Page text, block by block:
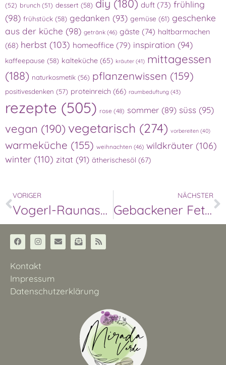
(52) brunch(51) dessert (58) diy (180) duft (73) frühling
(98) frühstück (58) gedanken (93) gemüse (61) geschenke
aus der küche (98) getränk (46) gäste (74) haltbarmachen
(68) herbst (103) homeoffice (79) inspiration (94)
kaffeepause (58) kalteküche (65) kräuter (41) mittagessen
(188) naturkosmetik (56) pflanzenwissen (159)
positivesdenken (57) proteinreich (66) raumbeduftung (43)
rezepte (505) rose (48) sommer (89) süss (95)
vegan (190) vegetarisch (274) vorbereiten (40)
warmeküche (155) weihnachten (46) wildkräuter (106)
winter (110) zitat (91) ätherischesöl (67)
VORIGER
Vogerl-Raunasalat
NÄCHSTER
Gebackener Feta auf Harissa Karfiolröschen
Kontakt
Impressum
Datenschutzerklärung